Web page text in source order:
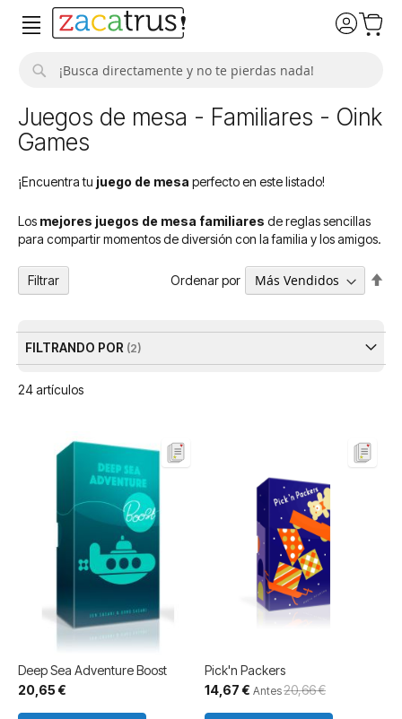
Juegos de mesa - Familiares - Oink
Games
¡Encuentra tu juego de mesa perfecto en este listado!
Los mejores juegos de mesa familiares de reglas sencillas
para compartir momentos de diversión con la familia y los amigos.
24artículos
Ordenar por
Deep Sea Adventure Boost
20,65 €
Pick'n Packers
Precio
especial
14,67 € Antes20,66 €
Filtrar
FILTRANDO POR